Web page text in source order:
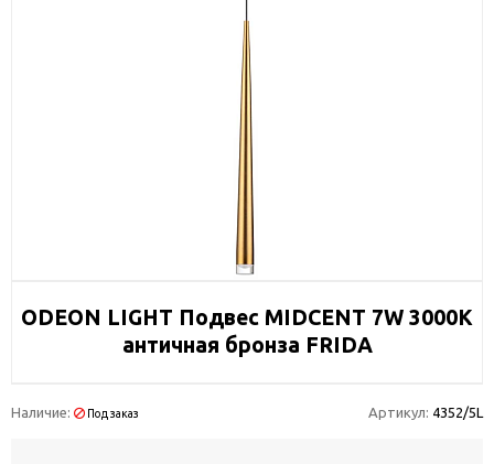
ODEON LIGHT Подвес MIDCENT 7W 3000K
античная бронза FRIDA
Наличие: Под заказ Артикул: 4352/5L